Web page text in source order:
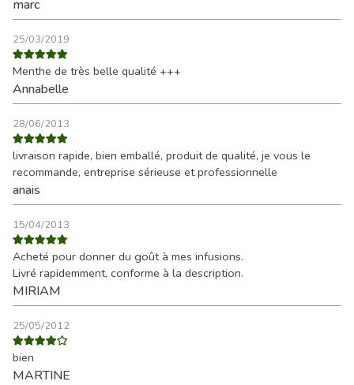
marc
25/03/2019
Menthe de très belle qualité +++
Annabelle
28/06/2013
livraison rapide, bien emballé, produit de qualité, je vous le
recommande, entreprise sérieuse et professionnelle
anais
15/04/2013
Acheté pour donner du goût à mes infusions.
Livré rapidemment, conforme à la description.
MIRIAM
25/05/2012
bien
MARTINE